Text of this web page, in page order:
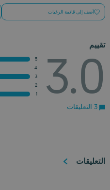
أضف إلى قائمة الرغبات
تقييم
3.0
5
4
3
2
1
التعليقات